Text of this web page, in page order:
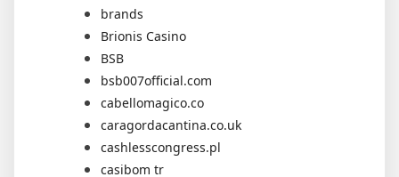
brands
Brionis Casino
BSB
bsb007official.com
cabellomagico.co
caragordacantina.co.uk
cashlesscongress.pl
casibom tr